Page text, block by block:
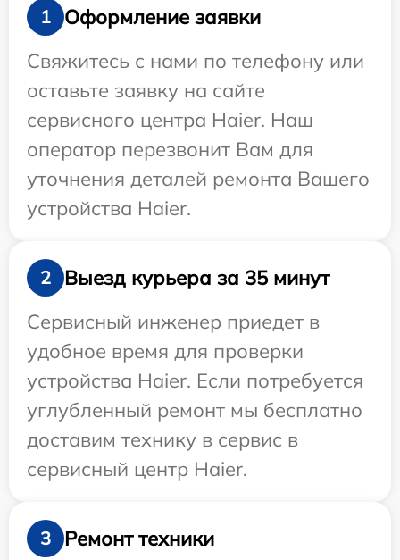
1
Оформление заявки
Свяжитесь с нами по телефону или
оставьте заявку на сайте
сервисного центра Haier. Наш
оператор перезвонит Вам для
уточнения деталей ремонта Вашего
устройства Haier.
2
Выезд курьера за 35 минут
Сервисный инженер приедет в
удобное время для проверки
устройства Haier. Если потребуется
углубленный ремонт мы бесплатно
доставим технику в сервис в
сервисный центр Haier.
3
Ремонт техники